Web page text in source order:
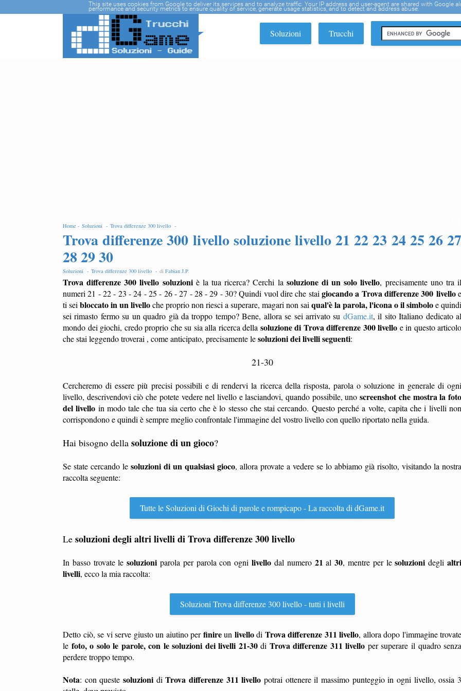
Soluzioni Trucchi
Home - Soluzioni - Trova differenze 300 livello -
Trova differenze 300 livello soluzione livello 21 22 23 24 25 26 27
28 29 30
Soluzioni - Trova differenze 300 livello - di Fabian J.P.
Trova differenze 300 livello soluzioniè la tua ricerca? Cerchi la soluzione di un solo livello, precisamente uno tra il
numeri 21 - 22 - 23 - 24 - 25 - 26 - 27 - 28 - 29 - 30? Quindi vuol dire che staigiocando a Trova differenze 300 livelloe
ti sei bloccato in un livelloche proprio non riesci a superare, magari non sai qual'è la parola, l'icona o il simboloe quindi
sei rimasto fermo su un quadro già da troppo tempo? Bene, allora se sei arrivato su dGame.it, il sito Italiano dedicato al
mondo dei giochi, credo proprio che su sia alla ricerca della soluzione di Trova differenze 300 livello e in questo articolo
che stai leggendo troverai , come anticipato, precisamente lesoluzioni dei livelli seguenti:
21-30
Cercheremo di essere più precisi possibili e di rendervi la ricerca della risposta, parola o soluzione in generale di ogni
livello, descrivendovi ciò che potete vedere nel livello e lasciandovi, quando possibile, unoscreenshot che mostra la foto
del livello in modo tale che tua sia certo che è lo stesso che stai cercando. Questo perché a volte, capita che i livelli non
corrispondono e quindi è sempre meglio confrontale l'immagine del vostro livello con quello riportato nella guida.
Hai bisogno della soluzione di un gioco?
Se state cercando le soluzioni di un qualsiasi gioco, allora provate a vedere se lo abbiamo già risolto, visitando la nostra
raccolta seguente:
Tutte le Soluzioni di Giochi di parole e rompicapo - La raccolta di dGame.it
Le soluzioni degli altri livelli di Trova differenze 300 livello
In basso trovate lesoluzioni parola per parola con ognilivello dal numero 21 al30, mentre per lesoluzioni deglialtri
livelli, ecco la mia raccolta:
Soluzioni Trova differenze 300 livello - tutti i livelli
Detto ciò, se vi serve giusto un aiutino perfinireun livellodi Trova differenze 311 livello, allora dopo l'immagine trovate
le foto, o solo le parole, con le soluzioni dei livelli 21-30di Trova differenze 311 livello per superare il quadro senza
perdere troppo tempo.
Nota: con queste soluzioni diTrova differenze 311 livello potrai ottenere il massimo punteggio in ogni livello, ossia 3
This site uses cookies from Google to deliver its services and to analyze traffic. Your IP address and user-agent are shared with Google
performance and security metrics to ensure quality of service, generate usage statistics, and to detect and address abuse.